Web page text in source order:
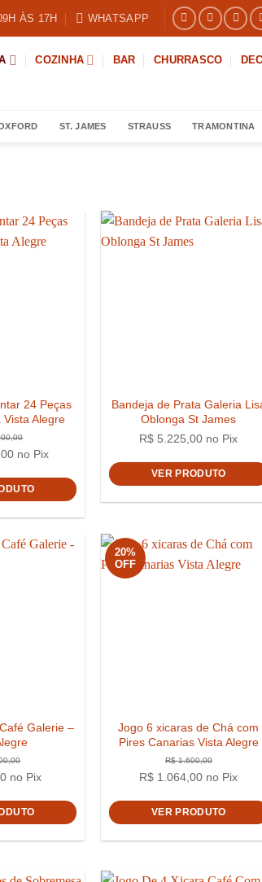
ÀS 17H WHATSAPP
COZINHA BAR CHURRASCO
ST. JAMES STRAUSS TRAMONTINA
24 Peças
Vista Alegre
R$ 15.000,00
no Pix
Bandeja de Prata Galeria
Oblonga St James
R$ 5.225,00 no Pix
VER PRODUTO
Galerie –
no Pix
20%
OFF
Jogo 6 xicaras de Chá com
Pires Canarias Vista Alegre
R$ 1.064,00 no Pix
VER PRODUTO